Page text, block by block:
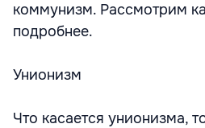
коммунизм. Рассмотрим
подробнее.
Унионизм
Что касается унионизма,